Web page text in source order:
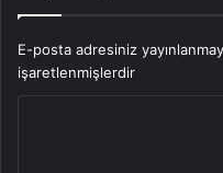
E-posta adresiniz
işaretlenmişlerdir